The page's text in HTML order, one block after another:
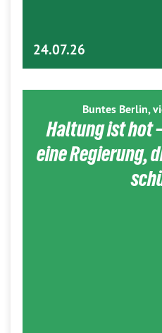
24.07.26
Buntes Berlin,
Haltung ist hot
eine Regierung,